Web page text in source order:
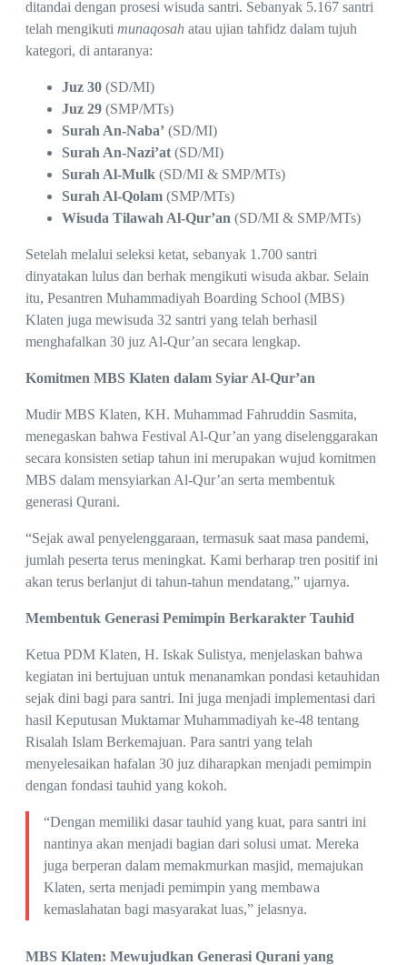
ditandai dengan prosesi wisuda santri. Sebanyak 5.167 santri
telah mengikuti munaqosah atau ujian tahfidz dalam tujuh
kategori, di antaranya:
Juz 30 (SD/MI)
Juz 29 (SMP/MTs)
Surah An-Naba’ (SD/MI)
Surah An-Nazi’at (SD/MI)
Surah Al-Mulk (SD/MI & SMP/MTs)
Surah Al-Qolam (SMP/MTs)
Wisuda Tilawah Al-Qur’an (SD/MI & SMP/MTs)
Setelah melalui seleksi ketat, sebanyak 1.700 santri
dinyatakan lulus dan berhak mengikuti wisuda akbar. Selain
itu, Pesantren Muhammadiyah Boarding School (MBS)
Klaten juga mewisuda 32 santri yang telah berhasil
menghafalkan 30 juz Al-Qur’an secara lengkap.
Komitmen MBS Klaten dalam Syiar Al-Qur’an
Mudir MBS Klaten, KH. Muhammad Fahruddin Sasmita,
menegaskan bahwa Festival Al-Qur’an yang diselenggarakan
secara konsisten setiap tahun ini merupakan wujud komitmen
MBS dalam mensyiarkan Al-Qur’an serta membentuk
generasi Qurani.
“Sejak awal penyelenggaraan, termasuk saat masa pandemi,
jumlah peserta terus meningkat. Kami berharap tren positif ini
akan terus berlanjut di tahun-tahun mendatang,” ujarnya.
Membentuk Generasi Pemimpin Berkarakter Tauhid
Ketua PDM Klaten, H. Iskak Sulistya, menjelaskan bahwa
kegiatan ini bertujuan untuk menanamkan pondasi ketauhidan
sejak dini bagi para santri. Ini juga menjadi implementasi dari
hasil Keputusan Muktamar Muhammadiyah ke-48 tentang
Risalah Islam Berkemajuan. Para santri yang telah
menyelesaikan hafalan 30 juz diharapkan menjadi pemimpin
dengan fondasi tauhid yang kokoh.
“Dengan memiliki dasar tauhid yang kuat, para santri ini
nantinya akan menjadi bagian dari solusi umat. Mereka
juga berperan dalam memakmurkan masjid, memajukan
Klaten, serta menjadi pemimpin yang membawa
kemaslahatan bagi masyarakat luas,” jelasnya.
MBS Klaten: Mewujudkan Generasi Qurani yang